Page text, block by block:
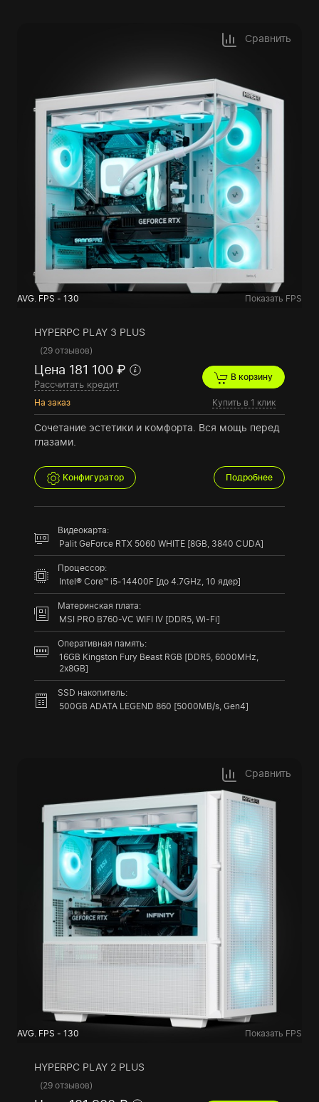
Сравнить
AVG. FPS - 130 Показать FPS
HYPERPC PLAY 3 PLUS
(29 отзывов)
Цена 181 100 ₽
Рассчитать кредит
На заказ
В корзину
Купить в 1 клик
Сочетание эстетики и комфорта. Вся мощь перед
глазами.
Конфигуратор Подробнее
Видеокарта:
Palit GeForce RTX 5060 WHITE [8GB, 3840 CUDA]
Процессор:
Intel® Core™ i5-14400F [до 4.7GHz, 10 ядер]
Материнская плата:
MSI PRO B760-VC WIFI IV [DDR5, Wi-Fi]
Оперативная память:
16GB Kingston Fury Beast RGB [DDR5, 6000MHz,
2x8GB]
SSD накопитель:
500GB ADATA LEGEND 860 [5000MB/s, Gen4]
Сравнить
AVG. FPS - 130 Показать FPS
HYPERPC PLAY 2 PLUS
(29 отзывов)